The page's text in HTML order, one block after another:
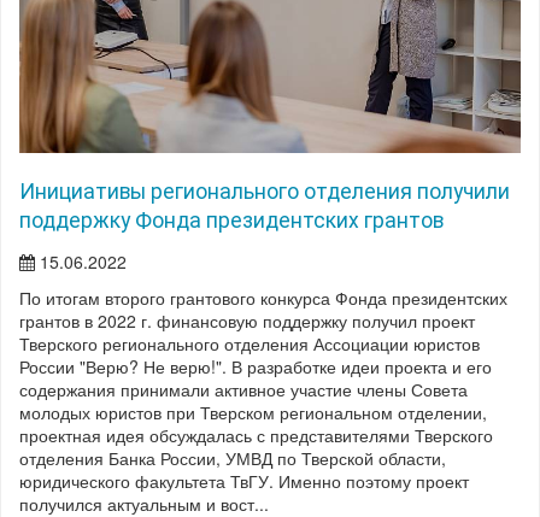
Инициативы регионального отделения получили
поддержку Фонда президентских грантов
15.06.2022
По итогам второго грантового конкурса Фонда президентских
грантов в 2022 г. финансовую поддержку получил проект
Тверского регионального отделения Ассоциации юристов
России "Верю? Не верю!". В разработке идеи проекта и его
содержания принимали активное участие члены Совета
молодых юристов при Тверском региональном отделении,
проектная идея обсуждалась с представителями Тверского
отделения Банка России, УМВД по Тверской области,
юридического факультета ТвГУ. Именно поэтому проект
получился актуальным и вост...